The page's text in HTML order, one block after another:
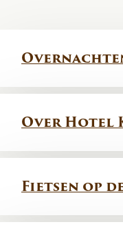
Over Hotel
Fietsen op